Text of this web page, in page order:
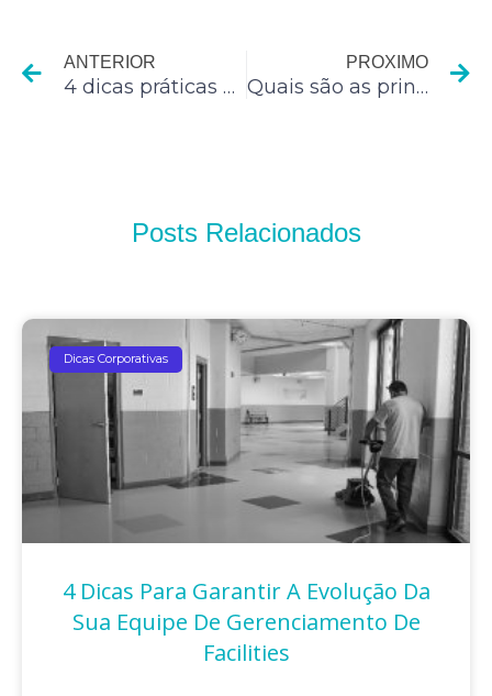
ANTERIOR
4 dicas práticas para combater a gengivite
PROXIMO
Quais são as principais responsabilidades dos síndicos?
Posts Relacionados
Dicas Corporativas
4 Dicas Para Garantir A Evolução Da
Sua Equipe De Gerenciamento De
Facilities